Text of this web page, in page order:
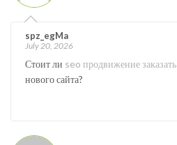
spz_egMa
July 20, 2026
Стоит ли seo продвижение заказать
нового сайта?